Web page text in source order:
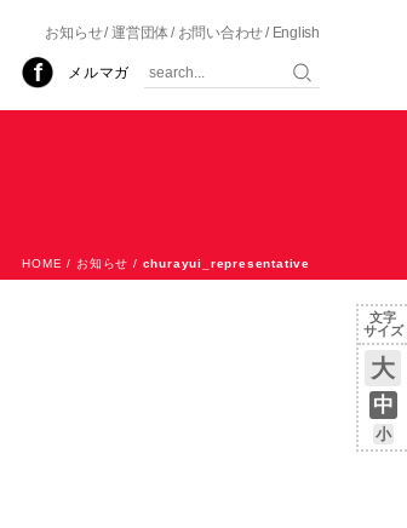
お知らせ 運営団体 お問い合わせ English
メルマガ
文字
サイズ
大
中
小
HOME / お知らせ / churayui_representative